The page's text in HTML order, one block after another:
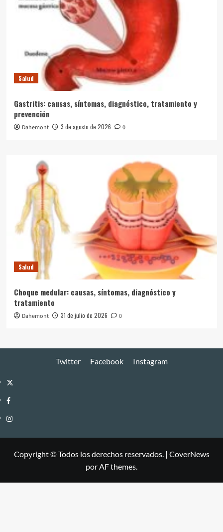
Salud
Gastritis: causas, síntomas, diagnóstico, tratamiento y
prevención
Dahemont 3 de agosto de 2026 0
Salud
Choque medular: causas, síntomas, diagnóstico y
tratamiento
Dahemont 31 de julio de 2026 0
Twitter Facebook Instagram
Twitter
Facebook
Instagram
Copyright © Todos los derechos reservados. | CoverNews
por AF themes.